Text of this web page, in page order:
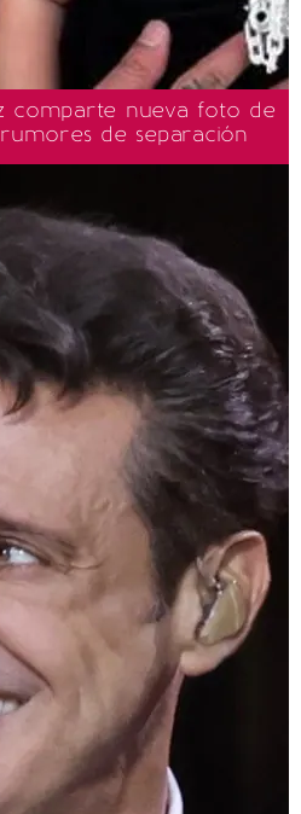
comparte nueva foto de
de separación